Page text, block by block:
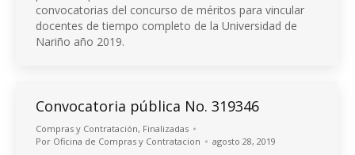
convocatorias del concurso de méritos para vincular
docentes de tiempo completo de la Universidad de
Nariño año 2019.
Convocatoria pública No. 319346
Compras y Contratación, Finalizadas
Por Oficina de Compras y Contratacion agosto 28, 2019